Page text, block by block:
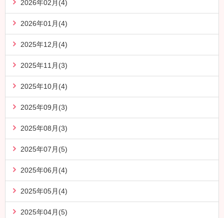
2026年02月(4)
2026年01月(4)
2025年12月(4)
2025年11月(3)
2025年10月(4)
2025年09月(3)
2025年08月(3)
2025年07月(5)
2025年06月(4)
2025年05月(4)
2025年04月(5)